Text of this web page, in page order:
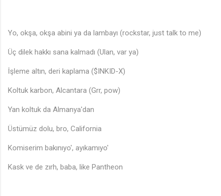
Yo, okşa, okşa abini ya da lambayı (rockstar, just talk to me)
Üç dilek hakkı sana kalmadı (Ulan, var ya)
İşleme altın, deri kaplama ($INKID-X)
Koltuk karbon, Alcantara (Grr, pow)
Yan koltuk da Almanya'dan
Üstümüz dolu, bro, California
Komiserim bakınıyo', ayıkamıyo'
Kask ve de zırh, baba, like Pantheon